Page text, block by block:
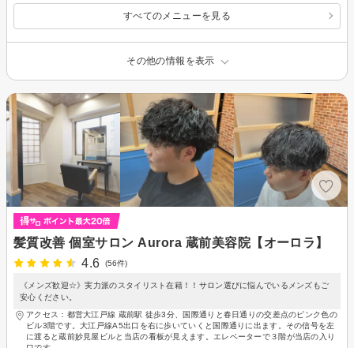
すべてのメニューを見る
その他の情報を表示
髪質改善 個室サロン Aurora 蔵前美容院【オーロラ】
4.6
(56件)
《メンズ歓迎☆》実力派のスタイリスト在籍！！サロン選びに悩んでいるメンズもご
安心ください。
アクセス：都営大江戸線 蔵前駅 徒歩3分、国際通りと春日通りの交差点のピンク色の
ビル3階です。大江戸線A5出口を右に歩いていくと国際通りに出ます。その信号を左
に渡ると蔵前妙見屋ビルと当店の看板が見えます。エレベーターで３階が当店の入り